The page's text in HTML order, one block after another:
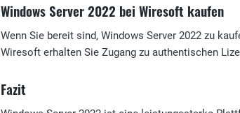
Windows Server 2022 bei Wiresoft kaufen
Wenn Sie bereit sind, Windows Server 2022 zu
Wiresoft erhalten Sie Zugang zu authentischen
Fazit